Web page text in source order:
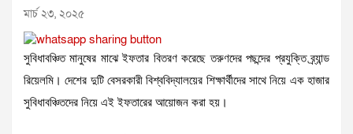
মার্চ ২৩, ২০২৫
সুবিধাবঞ্চিত মানুষের মাঝে ইফতার বিতরণ করেছে তরুণদের পছন্দের প্রযুক্তি ব্র্যান্ড
রিয়েলমি। দেশের দুটি বেসরকারী বিশ্ববিদ্যালয়ের শিক্ষার্থীদের সাথে নিয়ে এক হাজার
সুবিধাবঞ্চিতদের নিয়ে এই ইফতারের আয়োজন করা হয়।